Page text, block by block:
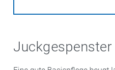
Juckgespenster